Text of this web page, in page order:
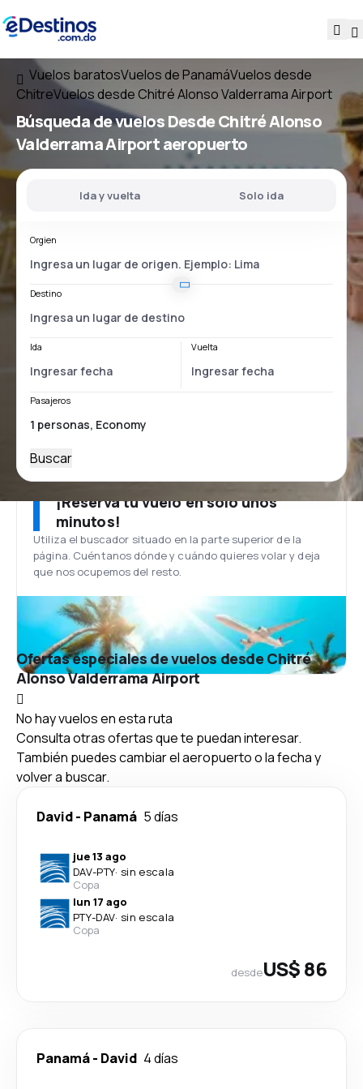
Vuelos baratosVuelos de PanamáVuelos desde
ChitreVuelos desde Chitré Alonso Valderrama Airport
Búsqueda de vuelosDesdeChitré Alonso
Valderrama Airportaeropuerto
Ida y vuelta Solo ida
Orgien
Destino
Ida Vuelta
Pasajeros
Buscar
¡Reserva tu vuelo en solo unos
minutos!
Utiliza el buscador situado en la parte superior de la
página. Cuéntanos dónde y cuándo quieres volar y deja
que nos ocupemos del resto.
Ofertas especiales de vuelos desde Chitré
Alonso Valderrama Airport
No hay vuelos en esta ruta
Consulta otras ofertas que te puedan interesar.
También puedes cambiar el aeropuerto o la fecha y
volver a buscar.
David- Panamá 5 días
jue 13 ago
DAV-PTY· sin escala
Copa
lun 17 ago
PTY-DAV· sin escala
Copa
desdeUS$ 86
Panamá- David 4 días